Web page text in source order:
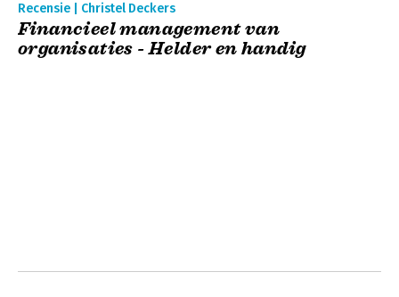
Recensie | Christel Deckers
Financieel management van
organisaties - Helder en handig